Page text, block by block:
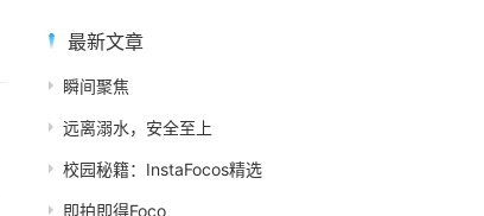
最新文章
瞬间聚焦
远离溺水，安全至上
校园秘籍：InstaFocos精选
即拍即得Foco